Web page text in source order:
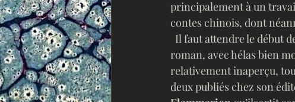
principalement à un
contes chinois, dont
Il faut attendre le
roman, avec hélas bien
relativement inaperçu,
deux publiés chez son